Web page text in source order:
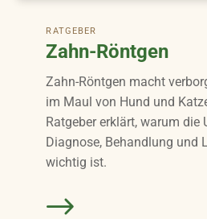
RATGEBER
Zahn-Röntgen
Zahn-Röntgen macht
im Maul von Hund und
Ratgeber erklärt, warum die
Diagnose, Behandlung und
wichtig ist.